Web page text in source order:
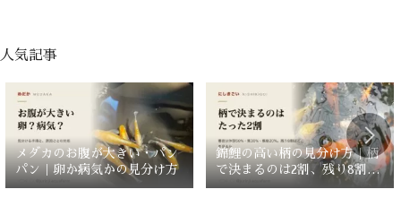
人気記事
メダカのお腹が大きい・パン
パン｜卵か病気かの見分け方
錦鯉の高い柄の見分け方｜柄
で決まるのは2割、残り8割は
どこを見るか